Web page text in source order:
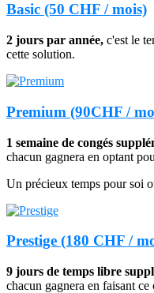
Basic (50 CHF / mois)
2 jours par année, c'est le
cette solution.
Premium (90CHF /
1 semaine de congés
chacun gagnera en optant
Un précieux temps pour soi
Prestige (180 CHF /
9 jours de temps libre
chacun gagnera en faisant ce